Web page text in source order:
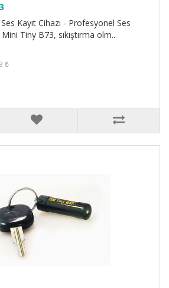
Kayıt Cihazı - Profesyonel Ses
Tiny B73, sıkıştırma olm..
₺